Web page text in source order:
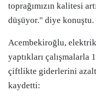
toprağımızın kalitesi
düşüyor." diye konuştu.
Acembekiroğlu,
yaptıkları
çiftlikte giderlerini
kaydetti: